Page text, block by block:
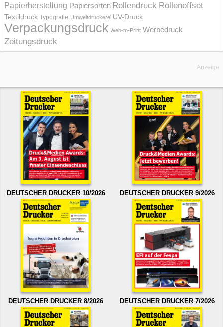
Papierherstellung Papiersorten Rollendruck Rollenoffset
Textildruck Typografie Umweltdruckerei UV-Druck
Verpackungsdruck Web-to-Print Werbedruck
Zeitungsdruck
Anzeige
DEUTSCHER DRUCKER 10/2026 DEUTSCHER DRUCKER 9/2026
DEUTSCHER DRUCKER 8/2026 DEUTSCHER DRUCKER 7/2026